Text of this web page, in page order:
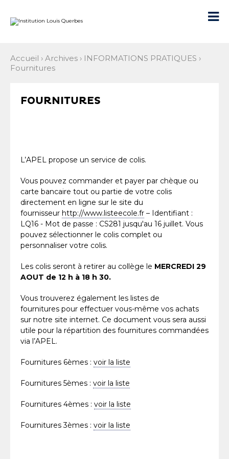
contenu.

Accueil › Archives › INFORMATIONS PRATIQUES ›
Fournitures
FOURNITURES
L’APEL propose un service de colis.
Vous pouvez commander et payer par chèque ou
carte bancaire tout ou partie de votre colis
directement en ligne sur le site du
fournisseur http://www.listeecole.fr – Identifiant :
LQ16 - Mot de passe : CS281 jusqu'au 16 juillet. Vous
pouvez sélectionner le colis complet ou
personnaliser votre colis.
Les colis seront à retirer au collège le MERCREDI 29
AOUT de 12 h à 18 h 30.
Vous trouverez également les listes de
fournitures pour effectuer vous-même vos achats
sur notre site internet. Ce document vous sera aussi
utile pour la répartition des fournitures commandées
via l’APEL.
Fournitures 6èmes : voir la liste
Fournitures 5èmes : voir la liste
Fournitures 4èmes : voir la liste
Fournitures 3èmes : voir la liste